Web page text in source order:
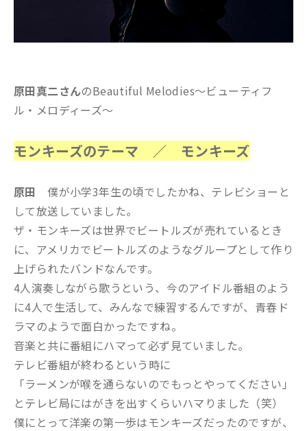
原田真二さんのBeautiful Melodies～ビューティフ
ル・メロディーズ～
モンキーズのテーマ ／ モンキーズ
原田僕が小学3年生の頃でしたかね、テレビショーと
して放送していました。
ザ・モンキーズは世界でビートルズが売れているとき
に、アメリカでビートルズのようなグループとして作り
上げられたバンドなんです。
4人演奏しながら歌うという、今のアイドル番組のよう
に4人で生活して、みんなで練習するんですが、青春ド
ラマのようで面白かったですね。
音楽と共に番組にハマって必ず見ていました。
テレビ番組が終わるという時に
「ラーメンが喉を通らないのでもっとやってください」
とテレビ局にはがきを出すくらいハマりました（笑）
僕にとって洋楽の第一歩はモンキーズだったのですが、